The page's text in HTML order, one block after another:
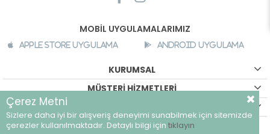
MOBİL UYGULAMALARIMIZ
Apple Store Uygulama Android Uygulama
KURUMSAL
MÜŞTERİ HİZMETLERİ
©breeze.com.tr - Tüm hakları saklıdır.
Çerez Metni
Sizlere daha iyi bir alışveriş deneyimi sunabilmek için sitemizde
çerezler kullanılmaktadır. Detaylı bilgi için tıklayın